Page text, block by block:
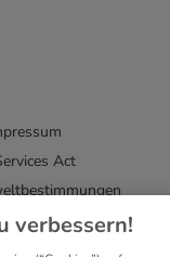
Act
Karriere
zur Barrierefreiheit
verbessern!